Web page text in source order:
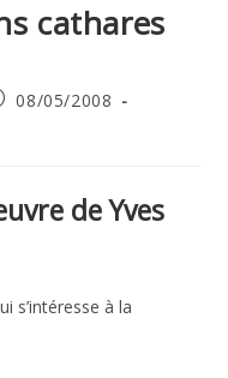
cathares
08/05/2008
de Yves
s’intéresse à la